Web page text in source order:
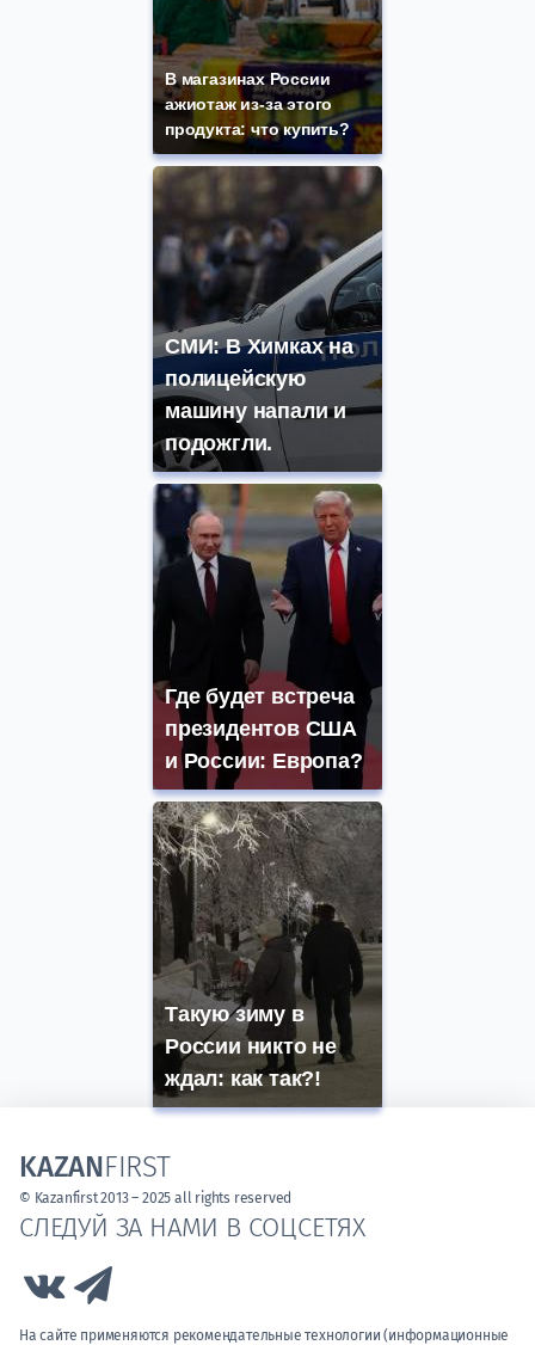
В магазинах России
ажиотаж из-за этого
продукта: что купить?
СМИ: В Химках на
полицейскую
машину напали и
подожгли.
Где будет встреча
президентов США
и России: Европа?
Такую зиму в
России никто не
ждал: как так?!
СЛЕДУЙ ЗА НАМИ В СОЦСЕТЯХ
Link to Vk
На сайте применяются рекомендательные технологии (информационные
KAZANFIRST
© Kazanfirst 2013 – 2025 all rights reserved